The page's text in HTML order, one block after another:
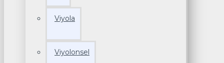
Viyola
Viyolonsel